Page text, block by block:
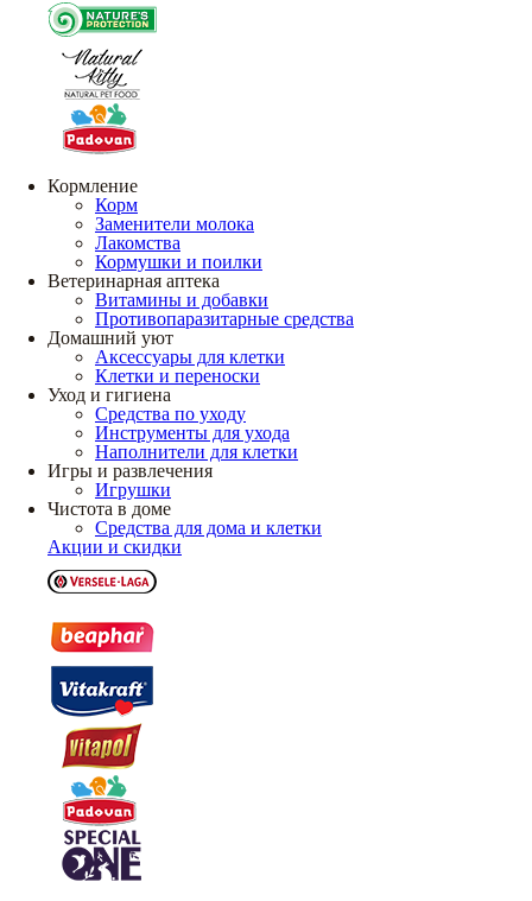
Кормление
Корм
Заменители молока
Лакомства
Кормушки и поилки
Ветеринарная аптека
Витамины и добавки
Противопаразитарные средства
Домашний уют
Аксессуары для клетки
Клетки и переноски
Уход и гигиена
Средства по уходу
Инструменты для ухода
Наполнители для клетки
Игры и развлечения
Игрушки
Чистота в доме
Средства для дома и клетки
Акции и скидки